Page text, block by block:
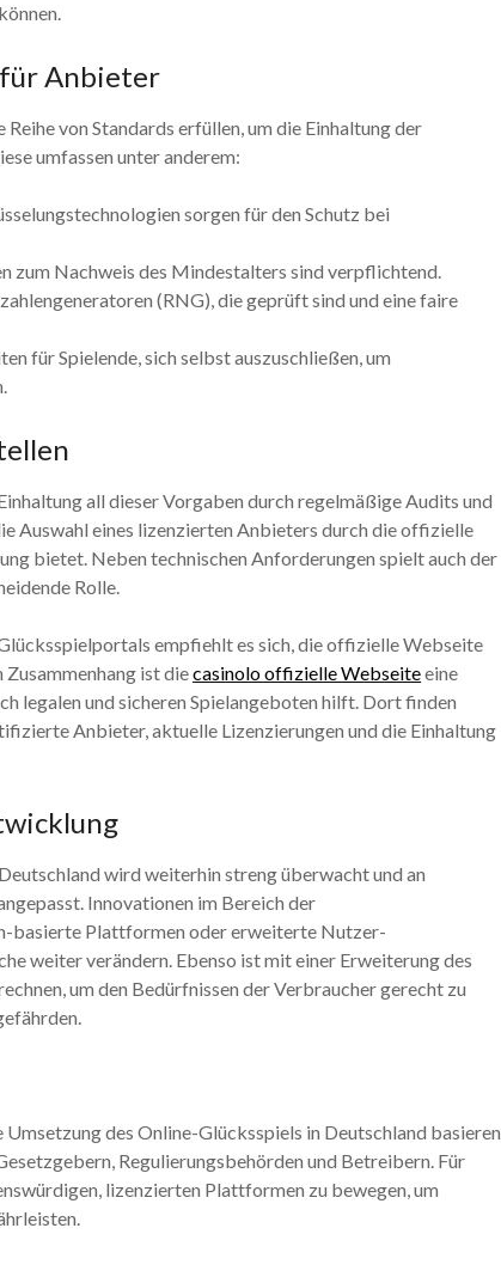
Anbieter
von Standards erfüllen, um die Einhaltung der
umfassen unter anderem:
sorgen für den Schutz bei
zum Nachweis des Mindestalters sind verpflichtend.
(RNG), die geprüft sind und eine faire
für Spielende, sich selbst auszuschließen, um
all dieser Vorgaben durch regelmäßige Audits und
Auswahl eines lizenzierten Anbieters durch die offizielle
bietet. Neben technischen Anforderungen spielt auch der
Rolle.
empfiehlt es sich, die offizielle Webseite
Zusammenhang ist diecasinolo offizielle Webseiteeine
legalen und sicheren Spielangeboten hilft. Dort finden
Anbieter, aktuelle Lizenzierungen und die Einhaltung
wird weiterhin streng überwacht und an
Innovationen im Bereich der
basierte Plattformen oder erweiterte Nutzer-
weiter verändern. Ebenso ist mit einer Erweiterung des
um den Bedürfnissen der Verbraucher gerecht zu
des Online-Glücksspiels in Deutschland basieren
Regulierungsbehörden und Betreibern. Für
lizenzierten Plattformen zu bewegen, um